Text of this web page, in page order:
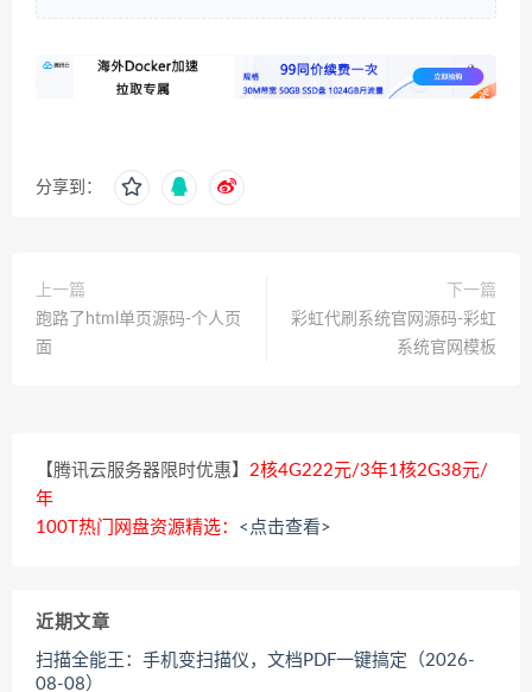
分享到：
上一篇
跑路了html单页源码-个人页
面
下一篇
彩虹代刷系统官网源码-彩虹
系统官网模板
【腾讯云服务器限时优惠】 2核4G222元/3年1核2G38元/
年
100T热门网盘资源精选： <点击查看>
近期文章
扫描全能王：手机变扫描仪，文档PDF一键搞定（2026-
08-08）